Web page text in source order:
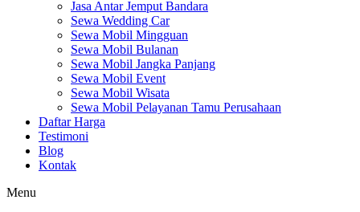
Jasa Antar Jemput Bandara
Sewa Wedding Car
Sewa Mobil Mingguan
Sewa Mobil Bulanan
Sewa Mobil Jangka Panjang
Sewa Mobil Event
Sewa Mobil Wisata
Sewa Mobil Pelayanan Tamu Perusahaan
Daftar Harga
Testimoni
Blog
Kontak
Menu